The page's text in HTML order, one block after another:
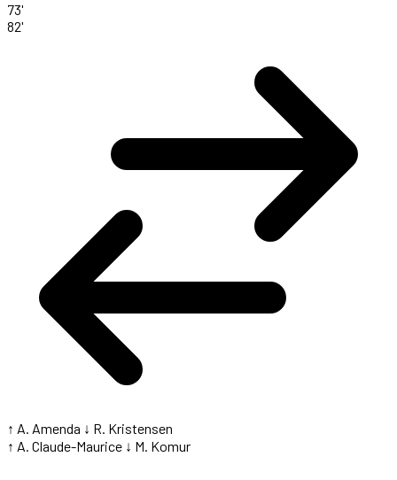
73'
82'
↑ A. Amenda ↓ R. Kristensen
↑ A. Claude-Maurice ↓ M. Komur